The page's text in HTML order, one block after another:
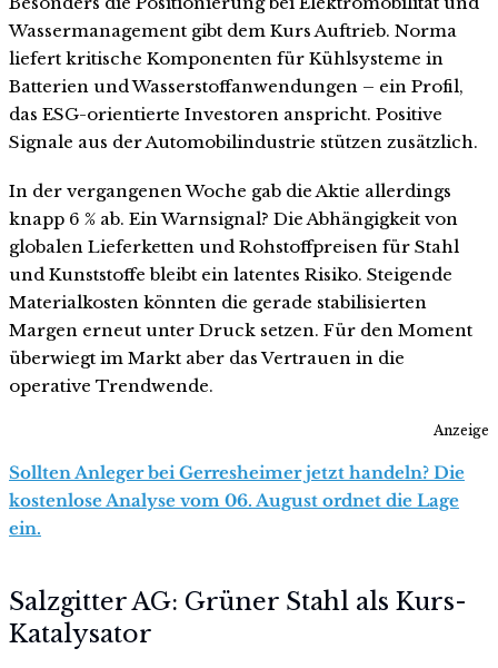
Wassermanagement gibt dem Kurs Auftrieb. Norma
liefert kritische Komponenten für Kühlsysteme in
Batterien und Wasserstoffanwendungen – ein Profil,
das ESG-orientierte Investoren anspricht. Positive
Signale aus der Automobilindustrie stützen zusätzlich.
In der vergangenen Woche gab die Aktie allerdings
knapp 6 % ab. Ein Warnsignal? Die Abhängigkeit von
globalen Lieferketten und Rohstoffpreisen für Stahl
und Kunststoffe bleibt ein latentes Risiko. Steigende
Materialkosten könnten die gerade stabilisierten
Margen erneut unter Druck setzen. Für den Moment
überwiegt im Markt aber das Vertrauen in die
operative Trendwende.
Anzeige
Sollten Anleger bei Gerresheimer jetzt handeln? Die
kostenlose Analyse vom 06. August ordnet die Lage
ein.
Salzgitter AG: Grüner Stahl als Kurs-
Katalysator